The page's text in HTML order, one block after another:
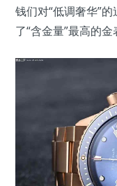
钱们对“低调奢华”
了“含金量”最高的金